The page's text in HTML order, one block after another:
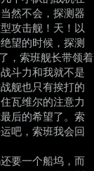
然不会，探测器
攻击舰！天！以
望的时候，探测
，索班舰长带领着
斗力和我就不是
舰也只有挨打的
瓦维尔的注意力
后的希望了。索
吧，索班我会回
要一个船坞，而